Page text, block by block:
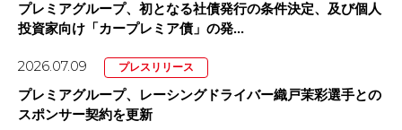
プレミアグループ、初となる社債発行の条件決定、及び個人
投資家向け「カープレミア債」の発...
2026.07.09 プレスリリース
プレミアグループ、レーシングドライバー織戸茉彩選手との
スポンサー契約を更新